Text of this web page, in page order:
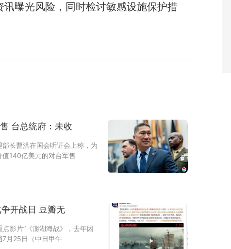
讯曝光风险，同时检讨敏感设施保护措
台总统府：未收
长曹洪在国会听证会上称，为
140亿美元的对台军售
开战日 豆瓣无
影片”《澎湖海战》，去年因
7月25日（中日甲午